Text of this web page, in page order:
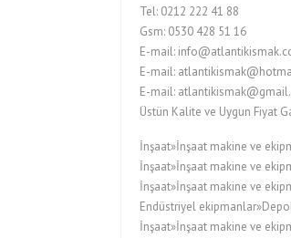
Tel: 0212 222 41 88
Gsm: 0530 428 51 16
E-mail:
E-mail:
E-mail:
Üstün Kalite ve Uygun Fiyat
İnşaat»İnşaat makine ve
İnşaat»İnşaat makine ve
İnşaat»İnşaat makine ve
Endüstriyel
İnşaat»İnşaat makine ve